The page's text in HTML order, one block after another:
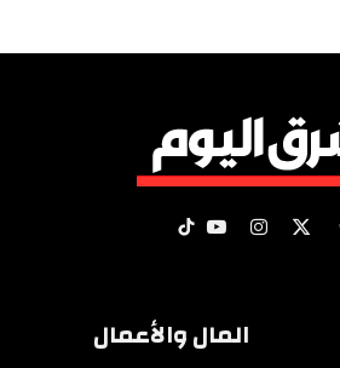
X الانستغراميوتيوبتيكتوك
المال والأعمال